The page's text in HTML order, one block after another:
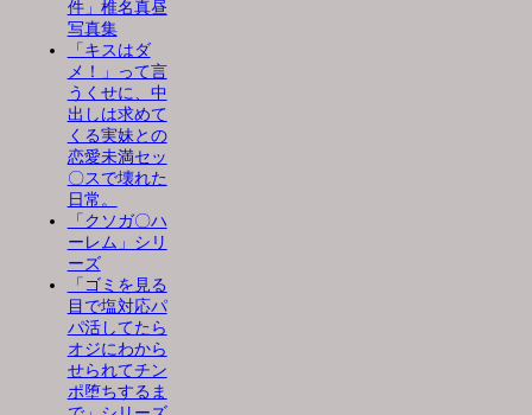
件」椎名真昼
写真集
「キスはダ
メ！」って言
うくせに、中
出しは求めて
くる実妹との
恋愛未満セッ
〇スで壊れた
日常。
「クソガ〇ハ
ーレム」シリ
ーズ
「ゴミを見る
目で塩対応パ
パ活してたら
オジにわから
せられてチン
ポ堕ちするま